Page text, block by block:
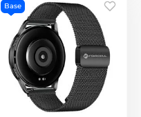
Base